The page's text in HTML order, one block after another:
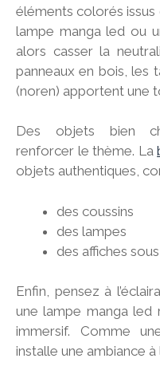
éléments colorés issus
lampe manga led ou
alors casser la
panneaux en bois, les
(noren) apportent une
Des objets bien
renforcer le thème. La
objets authentiques,
des coussins
des lampes
des affiches
Enfin, pensez à
une lampe manga
immersif. Comme
installe une ambiance